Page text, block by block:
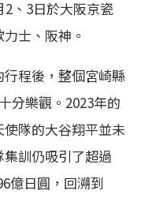
、3日於大阪京瓷
士、阪神。
程後，整個宮崎縣
分樂觀。2023年的
使隊的大谷翔平並未
訓仍吸引了超過
億日圓，回溯到